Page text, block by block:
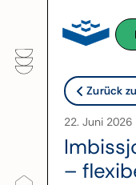
springen
Zurück
22. Juni 2026
–